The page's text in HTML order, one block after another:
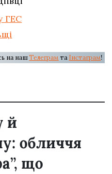
ГЕС
на нашТелеграм та Інстаграм!
й
обличчя
що